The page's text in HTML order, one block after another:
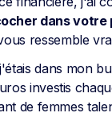
dans votre
ressemble
dans mon
investis
de femmes